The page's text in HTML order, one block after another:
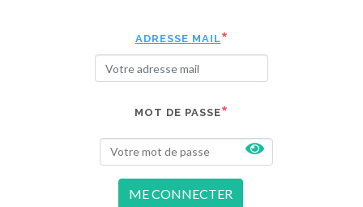
ADRESSE MAIL
MOT DE PASSE
ME CONNECTER